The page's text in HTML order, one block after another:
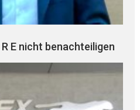
R E nicht benachteiligen